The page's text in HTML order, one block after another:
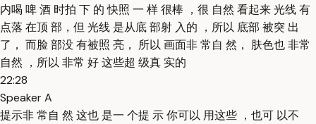
内喝 啤 酒 时拍 下 的 快照 一 样 很棒 ，很 自然 看起来 光线 有
点落 在顶 部，但 光线 是从底 部射 入的 ，所以 底部 被突 出
了， 而脸 部没 有被照 亮， 所以 画面非 常自 然， 肤色也 非常
自然 ，所以 非常 好 这些超 级真 实的
22:28
Speaker A
提示非 常自 然 这也 是一 个提 示 你可以 用这些 ，也可 以不